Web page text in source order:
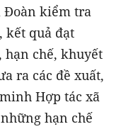
Đoàn kiểm tra
kết quả đạt
chế, khuyết
ra các đề xuất,
Hợp tác xã
hạn chế